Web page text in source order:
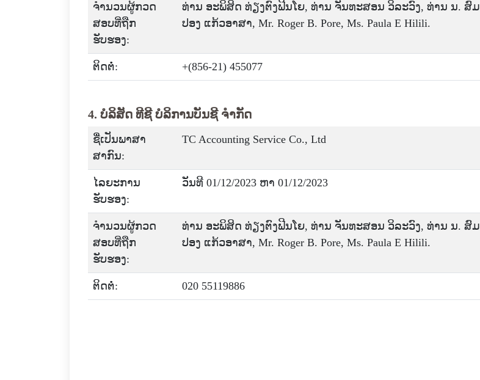
ຈໍານວນຜູ້ກວດ
ສອບທີ່ຖືກ
ຮັບຮອງ:
ທ່ານ ອະພິສິດ ທ່ຽງຕົງຟີນໂຍ, ທ່ານ ຈັນທະສອນ ວິລະວົງ, ທ່ານ ນ. ສົມ
ປອງ ແກ້ວອາສາ, Mr. Roger B. Pore, Ms. Paula E Hilili.
ຕິດຕໍ່: +(856-21) 455077
4. ບໍລິສັດ ທີຊີ ບໍລິການບັນຊີ ຈໍາກັດ
ຊື່ເປັນພາສາ
ສາກົນ:
TC Accounting Service Co., Ltd
ໄລຍະການ
ຮັບຮອງ:
ວັນທີ 01/12/2023 ຫາ 01/12/2023
ຈໍານວນຜູ້ກວດ
ສອບທີ່ຖືກ
ຮັບຮອງ:
ທ່ານ ອະພິສິດ ທ່ຽງຕົງຟີນໂຍ, ທ່ານ ຈັນທະສອນ ວິລະວົງ, ທ່ານ ນ. ສົມ
ປອງ ແກ້ວອາສາ, Mr. Roger B. Pore, Ms. Paula E Hilili.
ຕິດຕໍ່: 020 55119886